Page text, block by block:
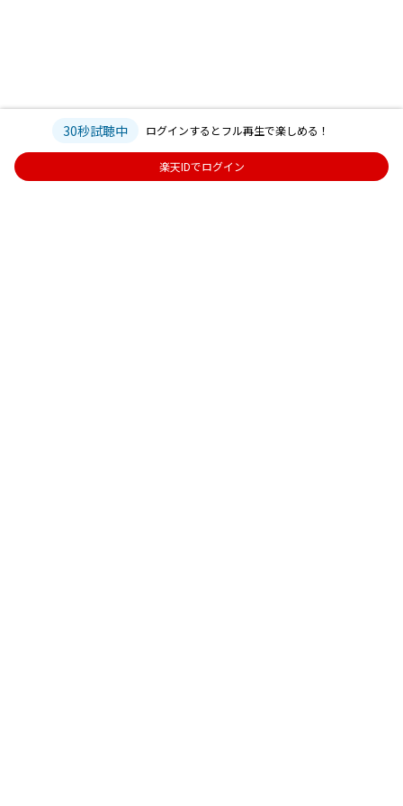
30秒試聴中 ログインするとフル再生で楽しめる！
楽天IDでログイン